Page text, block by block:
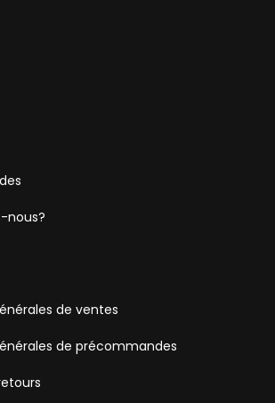
nous?
de ventes
de précommandes